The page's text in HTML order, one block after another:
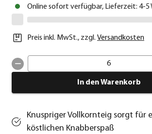
Online sofort verfügbar, Lieferzeit: 4-5
Preis inkl. MwSt., zzgl. Versandkosten
6
In den Warenkorb
Knuspriger Vollkornteig sorgt für
köstlichen Knabberspaß